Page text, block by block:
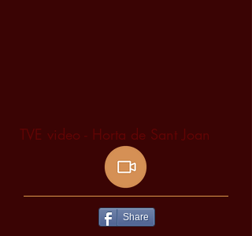
TVE video - Horta de Sant Joan
Share